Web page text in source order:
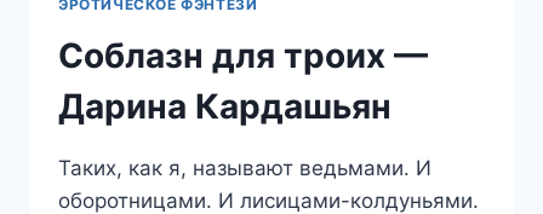
ЭРОТИЧЕСКОЕ ФЭНТЕЗИ
Соблазн для троих —
Дарина Кардашьян
Таких, как я, называют ведьмами. И
оборотницами. И лисицами-колдуньями.